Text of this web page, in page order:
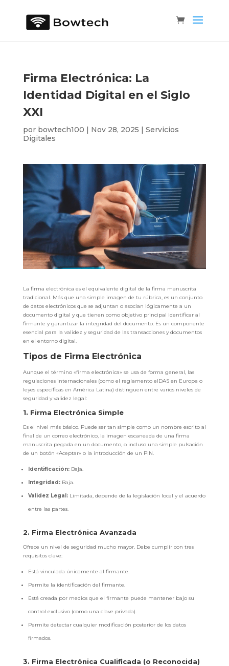
Firma Electrónica: La
Identidad Digital en el Siglo
XXI
por bowtech100 | Nov 28, 2025 | Servicios
Digitales
La firma electrónica es el equivalente digital de la firma manuscrita
tradicional. Más que una simple imagen de tu rúbrica, es un conjunto
de datos electrónicos que se adjuntan o asocian lógicamente a un
documento digital y que tienen como objetivo principal identificar al
firmante y garantizar la integridad del documento. Es un componente
esencial para la validez y seguridad de las transacciones y documentos
en el entorno digital.
Tipos de Firma Electrónica
Aunque el término «firma electrónica» se usa de forma general, las
regulaciones internacionales (como el reglamento eIDAS en Europa o
leyes específicas en América Latina) distinguen entre varios niveles de
seguridad y validez legal:
1. Firma Electrónica Simple
Es el nivel más básico. Puede ser tan simple como un nombre escrito al
final de un correo electrónico, la imagen escaneada de una firma
manuscrita pegada en un documento, o incluso una simple pulsación
de un botón «Aceptar» o la introducción de un PIN.
Identificación:Baja.
Integridad:Baja.
Validez Legal:Limitada, depende de la legislación local y el acuerdo
entre las partes.
2. Firma Electrónica Avanzada
Ofrece un nivel de seguridad mucho mayor. Debe cumplir con tres
requisitos clave:
Está vinculada únicamente al firmante.
Permite la identificación del firmante.
Está creada por medios que el firmante puede mantener bajo su
control exclusivo (como una clave privada).
Permite detectar cualquier modificación posterior de los datos
firmados.
3. Firma Electrónica Cualificada (o Reconocida)